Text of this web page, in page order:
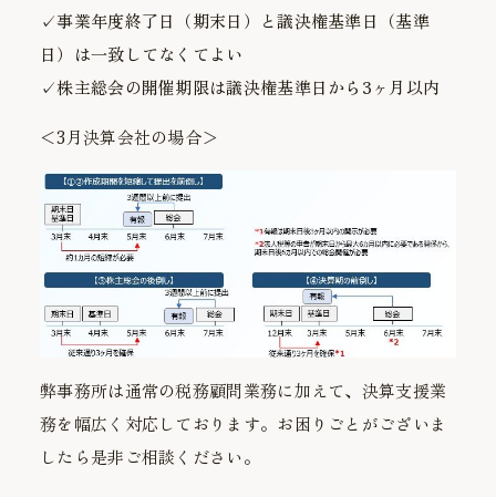
✓事業年度終了日（期末日）と議決権基準日（基準
日）は一致してなくてよい
✓株主総会の開催期限は議決権基準日から 3ヶ月以内
＜3月決算会社の場合＞
弊事務所は通常の税務顧問業務に加えて、決算支援業
務を幅広く対応しております。お困りごとがございま
したら是非ご相談ください。